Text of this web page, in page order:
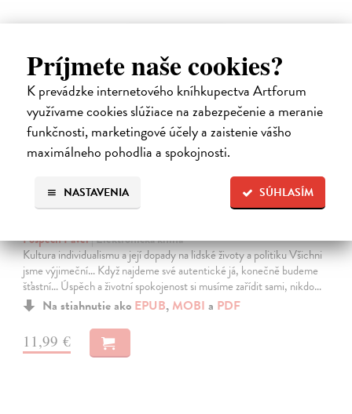
Príjmete naše cookies?
K prevádzke internetového kníhkupectva Artforum
využívame cookies slúžiace na zabezpečenie a meranie
funkčnosti, marketingové účely a zaistenie vášho
maximálneho pohodlia a spokojnosti.
SÚHLASÍM
NASTAVENIA
Pospěch Pavel| Elektronická kniha
Kultura individualismu a její dopady na lidské životy a politiku Všichni
jsme výjimeční… Když najdeme své autentické já, konečně budeme
šťastní… Úspěch a životní spokojenost si musíme zařídit sami, nikdo…
Na stiahnutie ako EPUB, MOBI a PDF
11,99 €